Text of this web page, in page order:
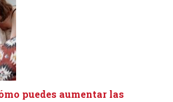
puedes aumentar las